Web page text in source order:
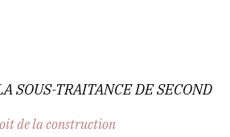
SOUS-TRAITANCE DE SECOND
de la construction